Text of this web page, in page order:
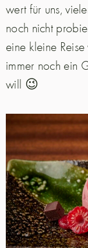
wert für uns,
noch nicht
eine kleine
immer noch ein
will 😉